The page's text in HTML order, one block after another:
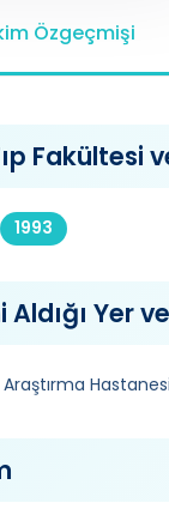
Özgeçmişi
Fakültesi
1993
Yer ve
Hastanesi